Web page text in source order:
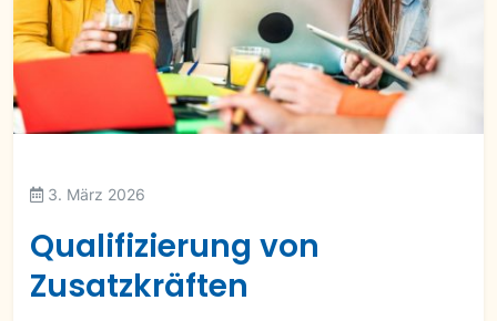
3. März 2026
Qualifizierung von
Zusatzkräften